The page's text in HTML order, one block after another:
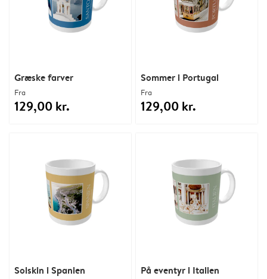
Græske farver
Fra
129,00 kr.
Solskin i Spanien
Sommer i Portugal
Fra
129,00 kr.
På eventyr i Italien